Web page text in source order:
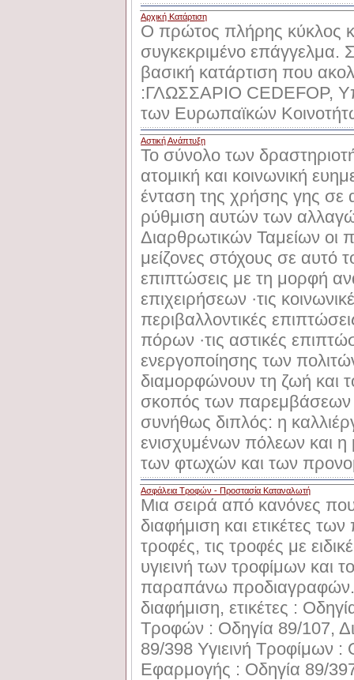
Αρχική Κατάρτιση
Ο πρώτος πλήρης κύκλος
συγκεκριμένο επάγγελμα.
βασική κατάρτιση που
:ΓΛΩΣΣAPIO CEDEFOP,
των Ευρωπαϊκών
Αστική Ανάπτυξη
Το σύνολο των
ατομική και κοινωνική
ένταση της χρήσης γης σε
ρύθμιση αυτών των
Διαρθρωτικών Ταμείων οι
μείζονες στόχους σε αυτό
επιπτώσεις με τη μορφή
επιχειρήσεων ·τις
περιβαλλοντικές
πόρων ·τις αστικές
ενεργοποίησης των
διαμορφώνουν τη ζωή και
σκοπός των παρεμβάσεων
συνήθως διπλός: η
ενισχυμένων πόλεων και
των φτωχών και των
Ασφάλεια Τροφών - Προστασία Καταναλωτή
Μια σειρά από κανόνες
διαφήμιση και ετικέτες
τροφές, τις τροφές με
υγιεινή των τροφίμων και
παραπάνω
διαφήμιση, ετικέτες :
Τροφών : Οδηγία 89/107,
89/398 Υγιεινή Τροφίμων
Εφαρμογής : Οδηγία 89/